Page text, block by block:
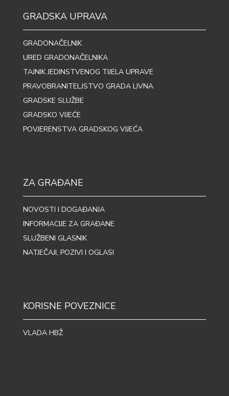
GRADSKA UPRAVA
GRADONAČELNIK
URED GRADONAČELNIKA
TAJNIK JEDINSTVENOG TIJELA UPRAVE
PRAVOBRANITELJSTVO GRADA LIVNA
GRADSKE SLUŽBE
GRADSKO VIJEĆE
POVJERENSTVA GRADSKOG VIJEĆA
ZA GRAĐANE
NOVOSTI I DOGAĐANJA
INFORMACIJE ZA GRAĐANE
SLUŽBENI GLASNIK
NATJEČAJI, POZIVI I OGLASI
KORISNE POVEZNICE
VLADA HBŽ